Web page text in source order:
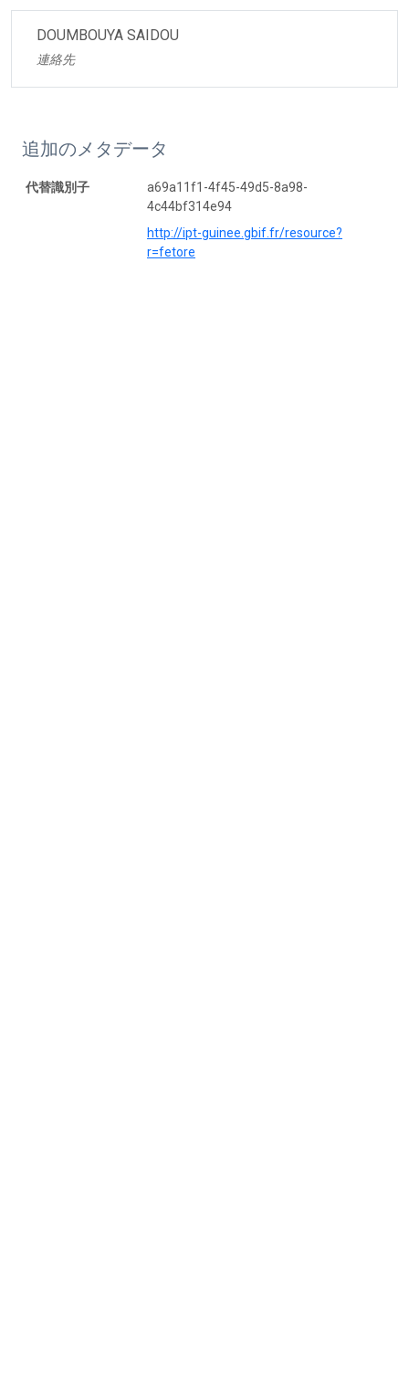
DOUMBOUYA SAIDOU
連絡先
追加のメタデータ
代替識別子
a69a11f1-4f45-49d5-8a98-
4c44bf314e94
http://ipt-guinee.gbif.fr/resource?
r=fetore